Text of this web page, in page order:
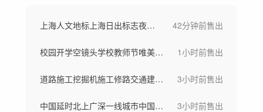
上海人文地标上海日出标志夜景外滩航拍上海 42分钟前售出
校园开学空镜头学校教师节唯美学生大学翻书 1小时前售出
道路施工挖掘机施工修路交通建设道路运输土 3小时前售出
中国延时北上广深一线城市中国梦城市北上广 3小时前售出